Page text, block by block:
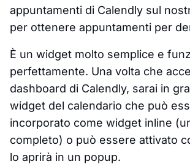
appuntamenti di Calendly sul
per ottenere appuntamenti per
È un widget molto semplice e
perfettamente. Una volta che
dashboard di Calendly, sarai in
widget del calendario che può
incorporato come widget inline
completo) o può essere attivato
lo aprirà in un popup.